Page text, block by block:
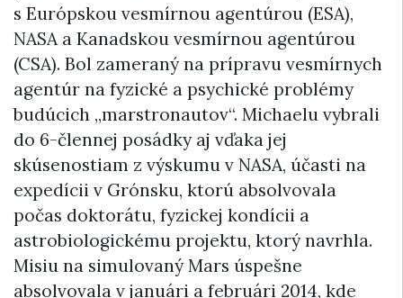
s Európskou vesmírnou agentúrou (ESA),
NASA a Kanadskou vesmírnou agentúrou
(CSA). Bol zameraný na prípravu vesmírnych
agentúr na fyzické a psychické problémy
budúcich „marstronautov“. Michaelu vybrali
do 6-člennej posádky aj vďaka jej
skúsenostiam z výskumu v NASA, účasti na
expedícii v Grónsku, ktorú absolvovala
počas doktorátu, fyzickej kondícii a
astrobiologickému projektu, ktorý navrhla.
Misiu na simulovaný Mars úspešne
absolvovala v januári a februári 2014, kde